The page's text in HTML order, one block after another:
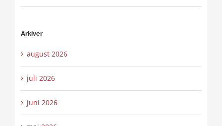
Arkiver
august 2026
juli 2026
juni 2026